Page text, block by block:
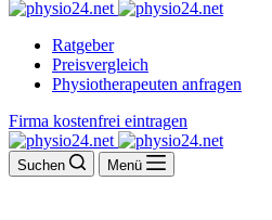
Ratgeber
Preisvergleich
Physiotherapeuten anfragen
Firma kostenfrei eintragen
Suchen Menü